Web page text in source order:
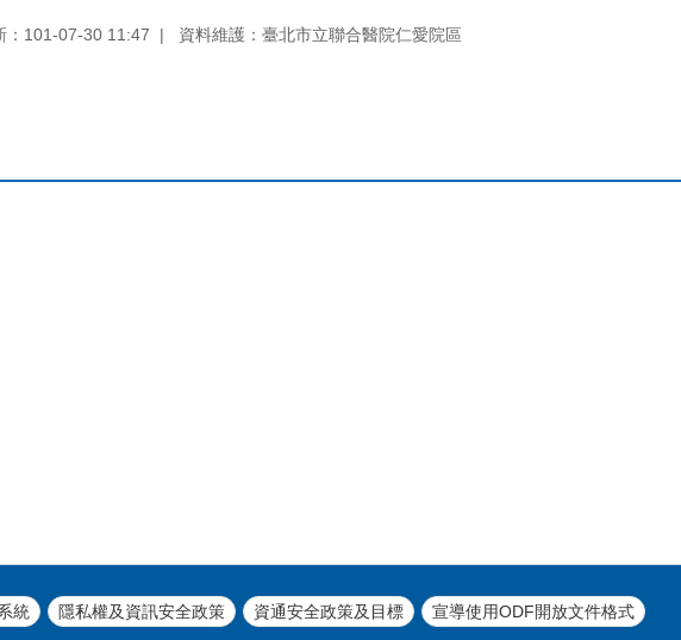
：101-07-30 11:47 資料維護：臺北市立聯合醫院仁愛院區
統 隱私權及資訊安全政策 資通安全政策及目標 宣導使用ODF開放文件格式